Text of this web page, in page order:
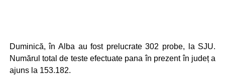
Duminică, în Alba au fost prelucrate 302 probe, la SJU.
Numărul total de teste efectuate pana în prezent în județ a
ajuns la 153.182.